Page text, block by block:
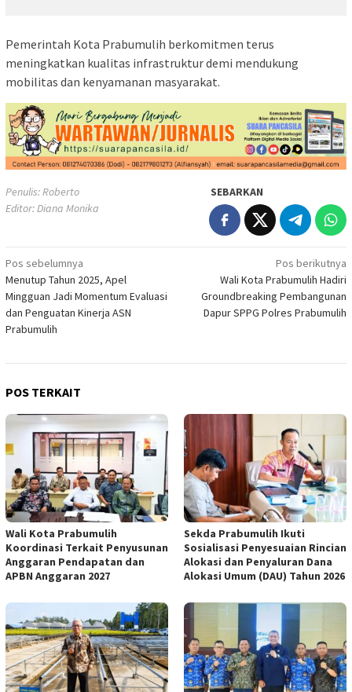
Pemerintah Kota Prabumulih berkomitmen terus
meningkatkan kualitas infrastruktur demi mendukung
mobilitas dan kenyamanan masyarakat.
Penulis: Roberto
Editor: Diana Monika
SEBARKAN
Navigasi
pos
Pos sebelumnya
Menutup Tahun 2025, Apel
Mingguan Jadi Momentum Evaluasi
dan Penguatan Kinerja ASN
Prabumulih
Pos berikutnya
Wali Kota Prabumulih Hadiri
Groundbreaking Pembangunan
Dapur SPPG Polres Prabumulih
POS TERKAIT
Wali Kota Prabumulih
Koordinasi Terkait Penyusunan
Anggaran Pendapatan dan
APBN Anggaran 2027
Sekda Prabumulih Ikuti
Sosialisasi Penyesuaian Rincian
Alokasi dan Penyaluran Dana
Alokasi Umum (DAU) Tahun 2026